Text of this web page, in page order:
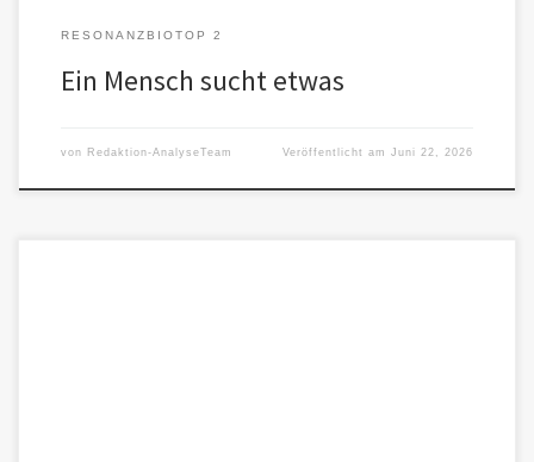
RESONANZBIOTOP 2
Ein Mensch sucht etwas
von Redaktion-AnalyseTeam Veröffentlicht amJuni 22, 2026